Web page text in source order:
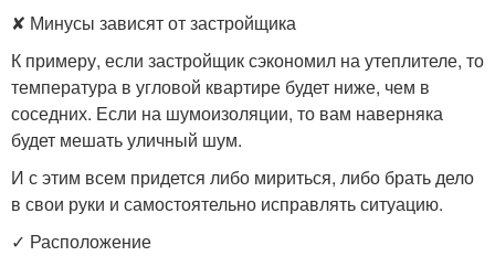
✘ Минусы зависят от застройщика
К примеру, если застройщик сэкономил на утеплителе, то
температура в угловой квартире будет ниже, чем в
соседних. Если на шумоизоляции, то вам наверняка
будет мешать уличный шум.
И с этим всем придется либо мириться, либо брать дело
в свои руки и самостоятельно исправлять ситуацию.
✓ Расположение